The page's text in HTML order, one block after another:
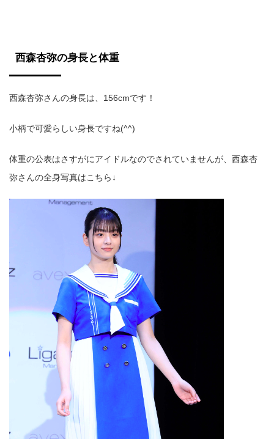
西森杏弥の身長と体重
西森杏弥さんの身長は、156cmです！
小柄で可愛らしい身長ですね(^^)
体重の公表はさすがにアイドルなのでされていませんが、西森杏
弥さんの全身写真はこちら↓